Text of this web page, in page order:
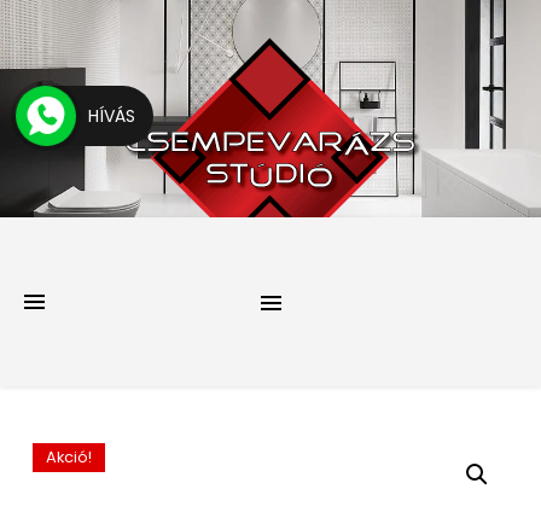
Akció!
HÍVÁS